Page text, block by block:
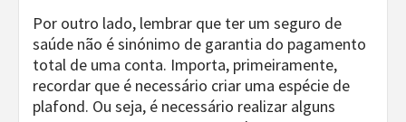
Por outro lado, lembrar que ter um seguro de
saúde não é sinónimo de garantia do pagamento
total de uma conta. Importa, primeiramente,
recordar que é necessário criar uma espécie de
plafond. Ou seja, é necessário realizar alguns